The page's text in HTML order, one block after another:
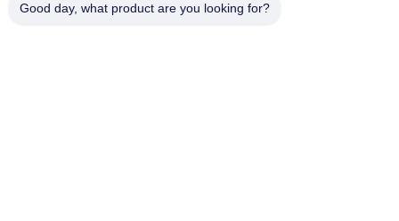
Good day, what product are you looking for?